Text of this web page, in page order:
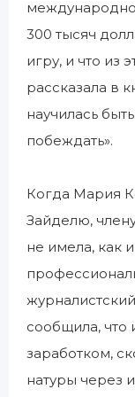
300 тысяч
игру, и что из
рассказала в
научилась
побеждать».
Когда Мария
Зайделю,
не имела, как
сообщила, что
заработком,
натуры через